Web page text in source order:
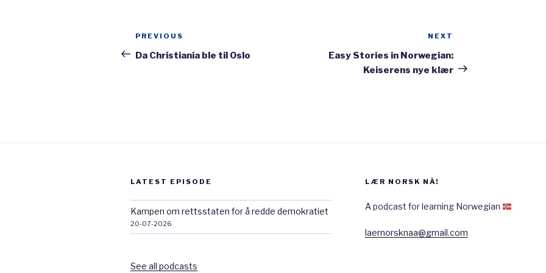
Post
navigation
Previous
Post
PREVIOUS
Da Christiania ble til Oslo
Post
NEXT
Easy Stories in Norwegian:
Keiserens nye klær
LATEST EPISODE
Kampen om rettsstaten for å redde demokratiet
20-07-2026
See all podcasts
LÆR NORSK NÅ!
A podcast for learning Norwegian
laernorsknaa@gmail.com